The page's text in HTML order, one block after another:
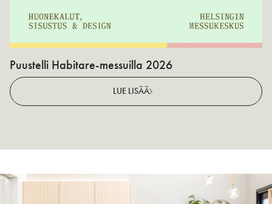
Puustelli Habitare-messuilla 2026
LUE LISÄÄ